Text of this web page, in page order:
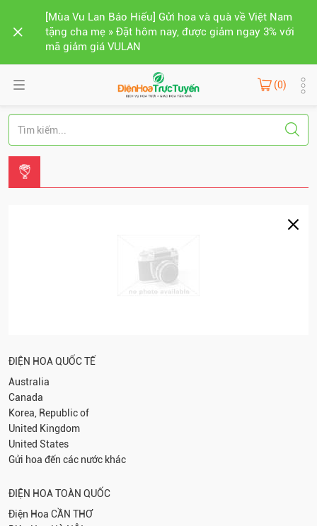
[Mùa Vu Lan Báo Hiếu] Gửi hoa và quà về Việt Nam
tặng cha mẹ » Đặt hôm nay, được giảm ngay 3% với
mã giảm giá VULAN
(0)
ĐIỆN HOA QUỐC TẾ
Australia
Canada
Korea, Republic of
United Kingdom
United States
Gửi hoa đến các nước khác
ĐIỆN HOA TOÀN QUỐC
Điện Hoa CẦN THƠ